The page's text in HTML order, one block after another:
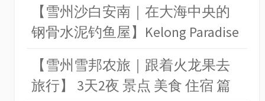
【雪州沙白安南｜在大海中央的
钢骨水泥钓鱼屋】Kelong Paradise
【雪州雪邦农旅｜跟着火龙果去
旅行】 3天2夜 景点 美食 住宿 篇